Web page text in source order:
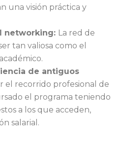
una visión práctica y
networking: La red de
tan valiosa como el
de antiguos
el recorrido profesional de
el programa teniendo
a los que acceden,
salarial.